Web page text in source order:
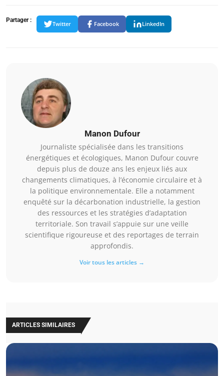
Partager :
Twitter Facebook LinkedIn
Manon Dufour
Journaliste spécialisée dans les transitions
énergétiques et écologiques, Manon Dufour couvre
depuis plus de douze ans les enjeux liés aux
changements climatiques, à l’économie circulaire et à
la politique environnementale. Elle a notamment
enquêté sur la décarbonation industrielle, la gestion
des ressources et les stratégies d’adaptation
territoriale. Son travail s’appuie sur une veille
scientifique rigoureuse et des reportages de terrain
approfondis.
Voir tous les articles →
ARTICLES SIMILAIRES